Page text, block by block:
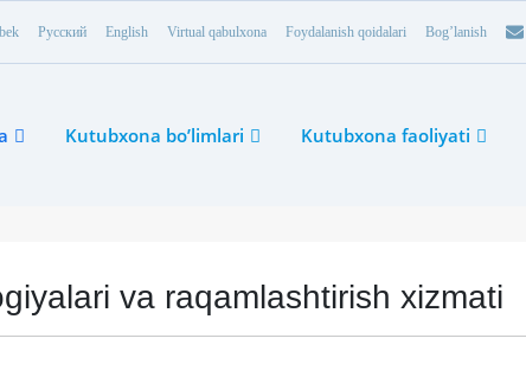
Русский English Virtual qabulxona Foydalanish qoidalari Bog’lanish
Kutubxona bo’limlari Kutubxona faoliyati
va raqamlashtirish xizmati